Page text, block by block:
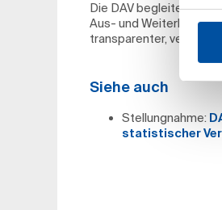
Die DAV begleitet die
Aus- und Weiterbildung
transparenter,
Siehe auch
Stellungnahme:
statistischer